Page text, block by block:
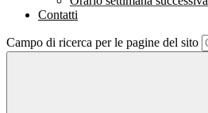
Contatti
Campo di ricerca per le pagine del sito